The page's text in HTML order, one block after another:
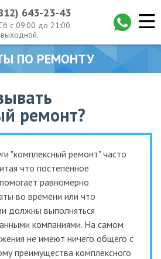
643-23-43
с 09:00 до 21:00
ПО РЕМОНТУ
ремонт?
"комплексный ремонт" часто
что постепенное
равномерно
во времени или что
должны выполняться
компаниями. На самом
не имеют ничего общего с
преимущества комплексного